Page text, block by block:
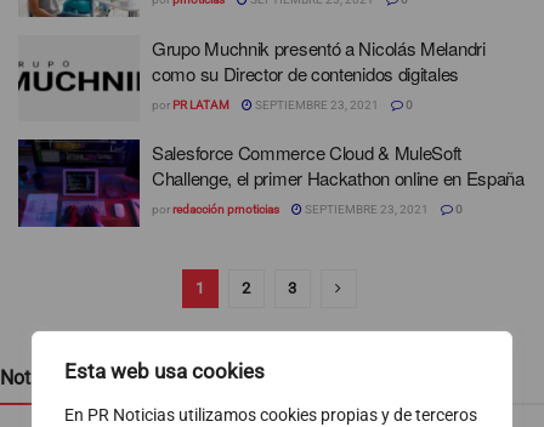
Esta web usa cookies
En PR Noticias utilizamos cookies propias y de terceros
Grupo Muchnik presentó a Nicolás Melandri
como su Director de contenidos digitales
por PR LATAM SEPTIEMBRE 23, 2021 0
Salesforce Commerce Cloud & MuleSoft
Challenge, el primer Hackathon online en España
porredacción prnoticias SEPTIEMBRE 23, 2021 0
1 2 3
Noticias recientes